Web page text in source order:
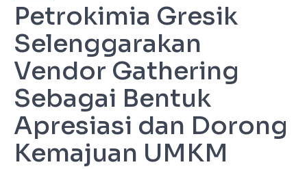
Petrokimia Gresik
Selenggarakan
Vendor Gathering
Sebagai Bentuk
Apresiasi dan Dorong
Kemajuan UMKM